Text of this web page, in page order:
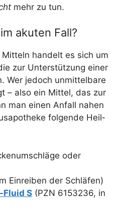
mehr zu tun.
akuten Fall?
han­delt es sich um
zur Unter­stüt­zung einer
Wer jedoch unmit­tel­ba­re
– also ein Mit­tel, das zur
man einen Anfall nahen
fol­gen­de Heil­
oder
Ein­rei­ben der Schläfen)
S (PZN 6153236, in